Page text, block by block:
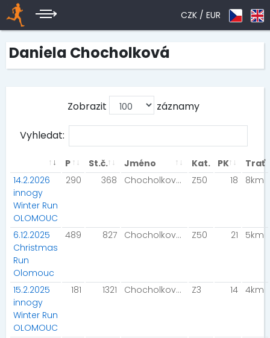
CZK / EUR
Daniela Chocholková
Zobrazit záznamy
Vyhledat:
P St.č. Jméno Kat. PK
Trať
14.2.2026
innogy
Winter Run
OLOMOUC
290 368 Chocholková Daniela Z50 18 8km
6.12.2025
Christmas
Run
Olomouc
489 827 Chocholková Daniela Z50 21 5km
15.2.2025
innogy
Winter Run
OLOMOUC
181 1321 Chocholková Daniela Z3 14 4km